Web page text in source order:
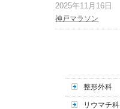
2025年11月16日
神戸マラソン
整形外科
リウマチ科